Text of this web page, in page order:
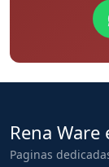
Rena
Paginas